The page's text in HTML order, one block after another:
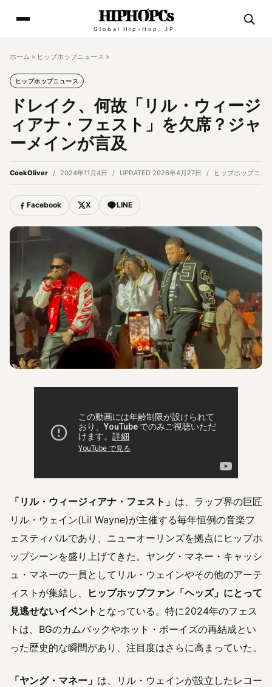
HIPHOPCs
Global Hip-Hop, JP.
ホーム » ヒップホップニュース »
ヒップホップニュース
ドレイク、何故「リル・ウィージ
ィアナ・フェスト」を欠席？ジャ
ーメインが言及
CookOliver 2024年11月4日 UPDATED 2026年4月27日 ヒップホップニュ
Facebook X LINE
「リル・ウィージィアナ・フェスト」 は、ラップ界の巨匠
リル・ウェイン(Lil Wayne)が主催する毎年恒例の音楽フ
ェスティバルであり、ニューオーリンズを拠点にヒップホ
ップシーンを盛り上げてきた。ヤング・マネー・キャッシ
ュ・マネーの一員としてリル・ウェインやその他のアーテ
ィストが集結し、
ヒップホップファン「ヘッズ」にとって
見逃せないイベント となっている。特に2024年のフェス
トは、BGのカムバックやホット・ボーイズの再結成とい
った歴史的な瞬間があり、注目度はさらに高まっていた。
「ヤング・マネー」 は、リル・ウェインが設立したレコー